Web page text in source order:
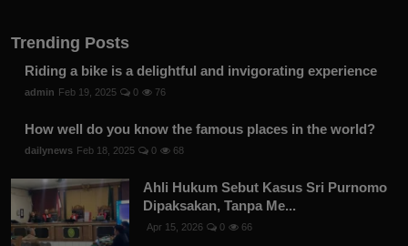
Trending Posts
Riding a bike is a delightful and invigorating experience
admin Feb 19, 2025 0 76
How well do you know the famous places in the world?
dailynews Feb 18, 2025 0 68
Ahli Hukum Sebut Kasus Sri Purnomo
Dipaksakan, Tanpa Me...
Apr 15, 2026 0 66